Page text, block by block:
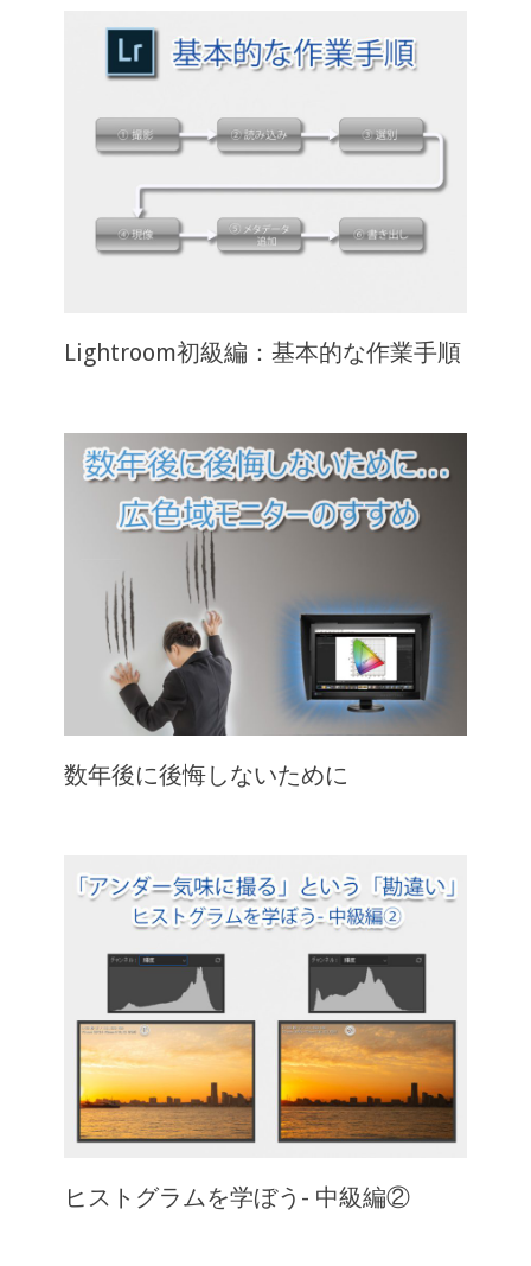
Lightroom初級編：基本的な作業手順
数年後に後悔しないために
ヒストグラムを学ぼう- 中級編②